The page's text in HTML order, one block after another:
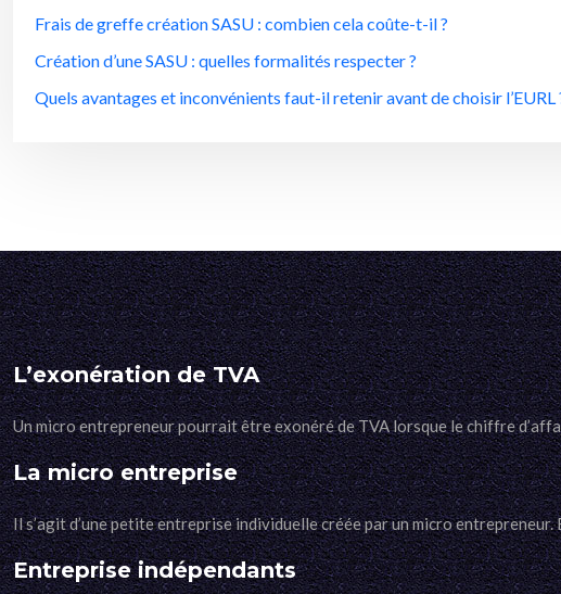
Frais de greffe création SASU : combien cela coûte-t-il ?
Création d’une SASU : quelles formalités respecter ?
Quels avantages et inconvénients faut-il retenir avant de choisir l’EURL
L’exonération de TVA
Un micro entrepreneur pourrait être exonéré de TVA lorsque le chiffre
La micro entreprise
Il s’agit d’une petite entreprise individuelle créée par un micro
Entreprise indépendants